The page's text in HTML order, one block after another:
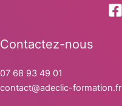
Contactez-nous
07 68 93 49 01
contact@adeclic-formation.fr